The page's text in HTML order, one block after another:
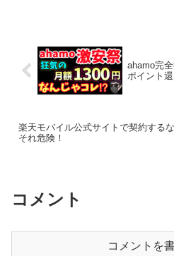
ahamo完
ポイント
楽天モバイル公式サイトで契約するな
それ危険！
コメント
コメントを